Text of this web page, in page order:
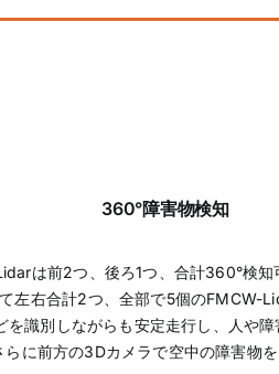
360°障害物検知
は前2つ、後ろ1つ、合計360°検
左右合計2つ、全部で5個のFMCW-
を識別しながらも安定走行し、人や
に前方の3Dカメラで空中の障害物を